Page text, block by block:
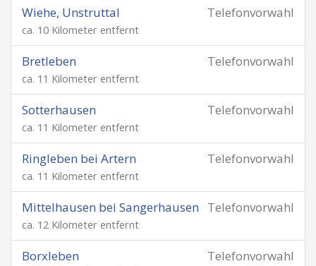
Telefonvorwahl
Wiehe, Unstruttal
ca. 10 Kilometer entfernt
Telefonvorwahl
Bretleben
ca. 11 Kilometer entfernt
Telefonvorwahl
Sotterhausen
ca. 11 Kilometer entfernt
Telefonvorwahl
Ringleben bei Artern
ca. 11 Kilometer entfernt
Telefonvorwahl
Mittelhausen bei Sangerhausen
ca. 12 Kilometer entfernt
Telefonvorwahl
Borxleben